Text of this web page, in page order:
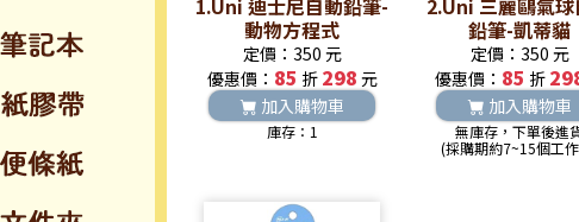
1.Uni 迪士尼自動鉛筆-
動物方程式
定價：350 元
優惠價： 85 折 298 元
加入購物車
庫存：1
2.Uni 三麗鷗氣球
鉛筆-凱蒂貓
定價：350 元
優惠價： 85 折
加入購物車
無庫存，下單後進
(採購期約7~15個工